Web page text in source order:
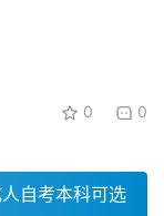
重要的部分。考
流，提高口语表
0 0
自考本科可选